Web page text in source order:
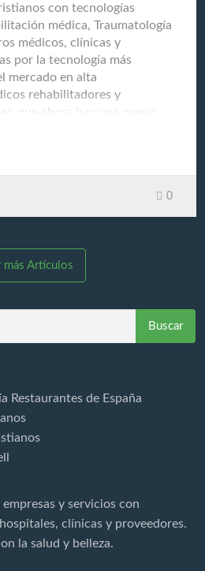
con tecnologías
médica, Traumatología
médicos, clínicas y
por la tecnología más
mercado en alta
rehabilitadores y
que ahora hay una nueva
capaz de recuperar al
y sin dolor, esa
su recuperación y la es una
Post Trauma. La
permitiendo la rápida
y la aceleración de los
MUCHO MÁS QUE UNA
médicos y
0
más Artículos
Restaurantes de España
y servicios con
clínicas y proveedores.
la salud y belleza.